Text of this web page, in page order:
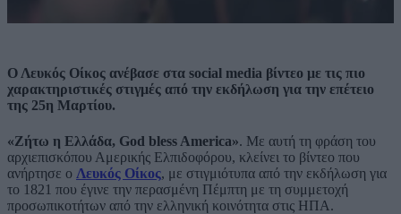
Ο Λευκός Οίκος ανέβασε στα social media βίντεο με τις πιο
χαρακτηριστικές στιγμές από την εκδήλωση για την επέτειο
της 25η Μαρτίου.
«Ζήτω η Ελλάδα, God bless America». Με αυτή τη φράση του
αρχιεπισκόπου Αμερικής Ελπιδοφόρου, κλείνει το βίντεο που
ανήρτησε ο Λευκός Οίκος, με στιγμιότυπα από την εκδήλωση για
το 1821 που έγινε την περασμένη Πέμπτη με τη συμμετοχή
προσωπικοτήτων από την ελληνική κοινότητα στις ΗΠΑ.